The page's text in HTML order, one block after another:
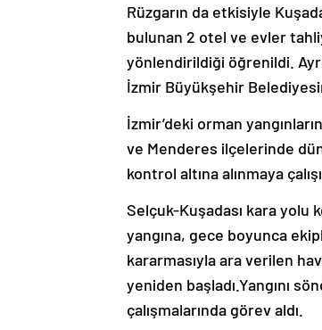
Rüzgarın da etkisiyle
bulunan 2 otel ve evler
yönlendirildiği öğrenildi.
İzmir Büyükşehir
İzmir’deki orman
ve Menderes ilçelerinde
kontrol altına alınmaya
Selçuk-Kuşadası kara yolu
yangına, gece boyunca
kararmasıyla ara verilen
yeniden başladı.Yangını
çalışmalarında görev aldı.